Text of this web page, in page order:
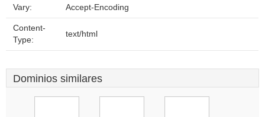
Vary: Accept-Encoding
Content-
Type:
text/html
Dominios similares